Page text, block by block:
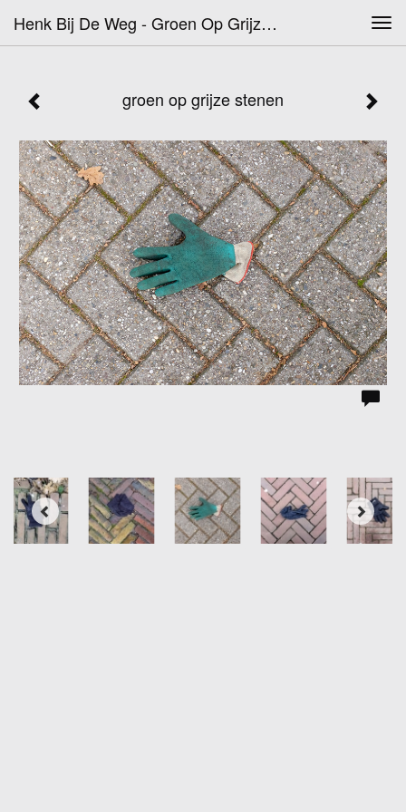
Henk Bij De Weg - Groen Op Grijze Stenen
groen op grijze stenen